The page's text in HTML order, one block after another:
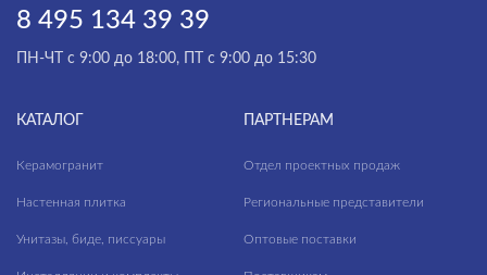
8 495 134 39 39
ПН-ЧТ с 9:00 до 18:00, ПТ с 9:00 до 15:30
КАТАЛОГ
Керамогранит
Настенная плитка
Унитазы, биде, писсуары
ПАРТНЕРАМ
Отдел проектных продаж
Региональные представители
Оптовые поставки